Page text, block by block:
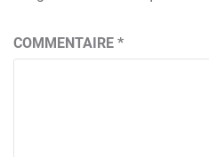
COMMENTAIRE *